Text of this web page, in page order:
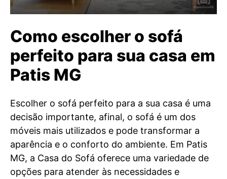
Como escolher o sofá
perfeito para sua casa em
Patis MG
Escolher o sofá perfeito para a sua casa é uma
decisão importante, afinal, o sofá é um dos
móveis mais utilizados e pode transformar a
aparência e o conforto do ambiente. Em Patis
MG, a Casa do Sofá oferece uma variedade de
opções para atender às necessidades e